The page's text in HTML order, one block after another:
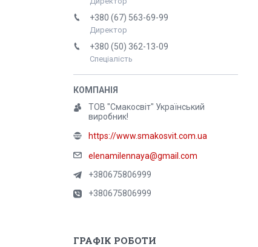
+380 (67) 563-69-99
Директор
+380 (50) 362-13-09
Спеціалість
ТОВ "Смакосвіт" Український
виробник!
https://www.smakosvit.com.ua
elenamilennaya@gmail.com
+380675806999
+380675806999
ГРАФІК РОБОТИ